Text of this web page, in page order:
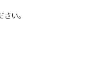
い。